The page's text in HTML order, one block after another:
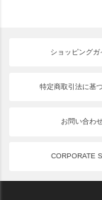
ショッピングガ
特定商取引法に基
お問い合わ
CORPORATE